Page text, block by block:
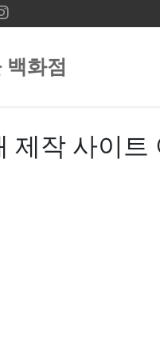
백화점
제작 사이트